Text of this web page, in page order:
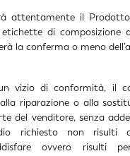
attentamente il
di composizione
la conferma o meno
vizio di conformità, il
riparazione o alla
del venditore, senza
richiesto non risulti
ovvero risulti